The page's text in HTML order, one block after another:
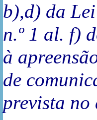
b),d) da
n.º 1 al. f)
à
de
prevista no